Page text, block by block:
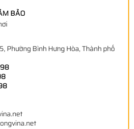
BẢO
Phường Bình Hưng Hòa, Thành phố